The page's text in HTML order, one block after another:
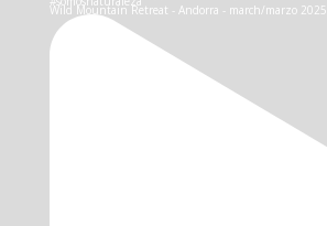
Wild Mountain Retreat - Andorra - march/marzo 2025